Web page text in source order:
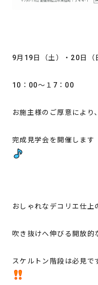
9月19日（土）・20日（
10：00～１7：00
お施主様のご厚意により、
完成見学会を開催します
おしゃれなデコリエ仕上
吹き抜けへ伸びる開放的
スケルトン階段は必見で